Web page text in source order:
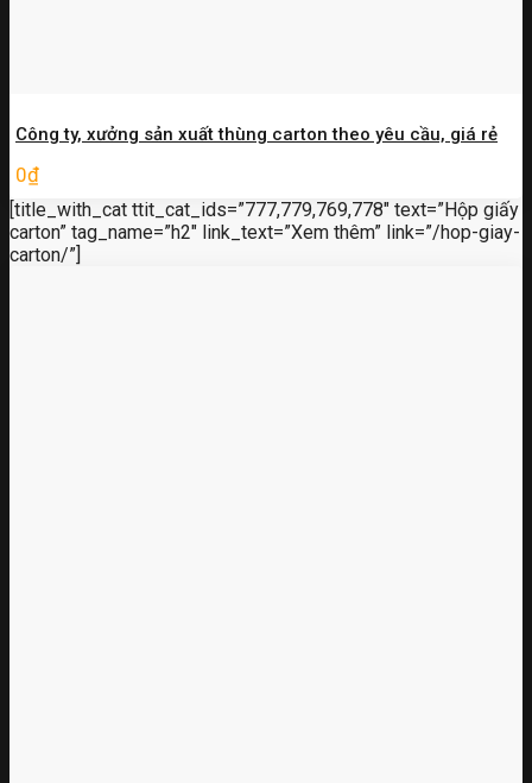
Công ty, xưởng sản xuất thùng carton theo yêu cầu, giá rẻ
0₫
[title_with_cat ttit_cat_ids=”777,779,769,778″ text=”Hộp giấy
carton” tag_name=”h2″ link_text=”Xem thêm” link=”/hop-giay-
carton/”]